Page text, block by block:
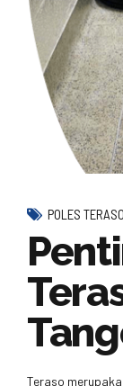
POLES
Teraso